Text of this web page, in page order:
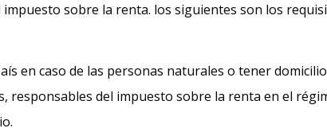
sobre la renta. los siguientes son los
en caso de las personas naturales o tener
responsables del impuesto sobre la renta en el